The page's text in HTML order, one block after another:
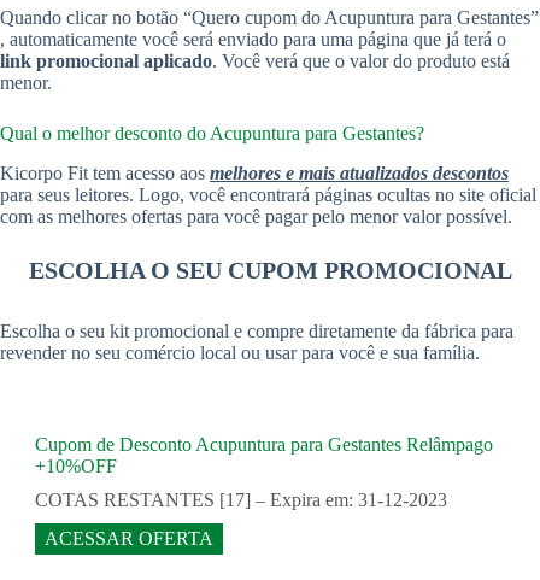
Quando clicar no botão “Quero cupom do Acupuntura para Gestantes”
, automaticamente você será enviado para uma página que já terá o
link promocional aplicado. Você verá que o valor do produto está
menor.
Qual o melhor desconto do Acupuntura para Gestantes?
Kicorpo Fit tem acesso aos melhores e mais atualizados descontos
para seus leitores. Logo, você encontrará páginas ocultas no site oficial
com as melhores ofertas para você pagar pelo menor valor possível.
ESCOLHA O SEU CUPOM PROMOCIONAL
Escolha o seu kit promocional e compre diretamente da fábrica para
revender no seu comércio local ou usar para você e sua família.
Cupom de Desconto Acupuntura para Gestantes Relâmpago
+10%OFF
COTAS RESTANTES [17] – Expira em: 31-12-2023
ACESSAR OFERTA